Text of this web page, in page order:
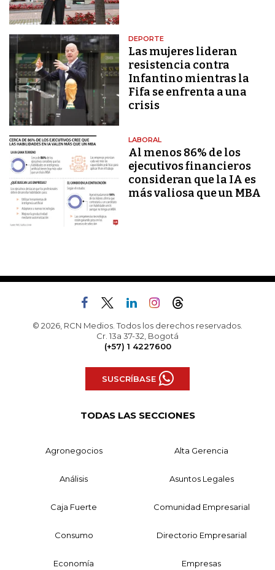
DEPORTE
Las mujeres lideran
resistencia contra
Infantino mientras la
Fifa se enfrenta a una
crisis
LABORAL
Al menos 86% de los
ejecutivos financieros
consideran que la IA es
más valiosa que un MBA
© 2026, RCN Medios. Todos los derechos reservados.
Cr. 13a 37-32, Bogotá
(+57) 1 4227600
SUSCRÍBASE
TODAS LAS SECCIONES
Agronegocios Alta Gerencia
Análisis Asuntos Legales
Caja Fuerte Comunidad Empresarial
Consumo Directorio Empresarial
Economía Empresas